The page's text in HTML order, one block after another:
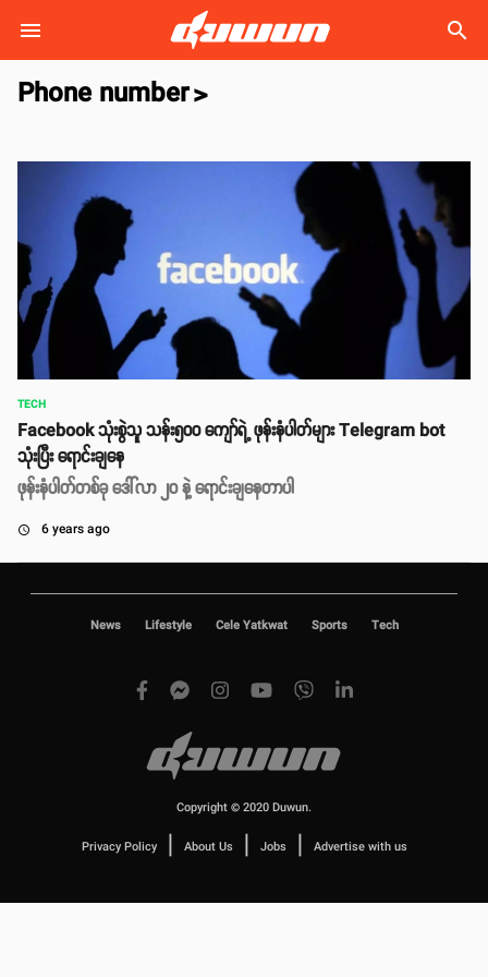
search
Phone number>
TECH
Facebook သုံးစွဲသူ သန်း၅၀၀ ကျော်ရဲ့ ဖုန်းနံပါတ်များ Telegram bot
သုံးပြီး ရောင်းချနေ
ဖုန်းနံပါတ်တစ်ခု ဒေါ်လာ ၂၀ နဲ့ ရောင်းချနေတာပါ
access_time 6 years ago
News Lifestyle Cele Yatkwat Sports Tech
Copyright © 2020 Duwun.
Privacy Policy | About Us | Jobs | Advertise with us